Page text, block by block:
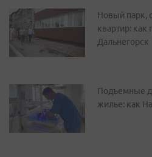
Новый парк,
квартир: как
Дальнегорск
Подъемные
жилье: как